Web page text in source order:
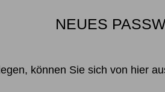
NEUES
können Sie sich von hier